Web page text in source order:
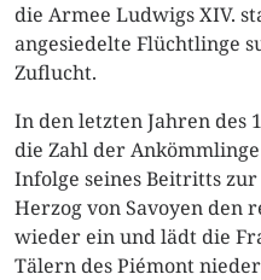
die Armee Ludwigs XIV.
angesiedelte Flüchtlinge
Zuflucht.
In den letzten Jahren des
die Zahl der
Infolge seines Beitritts
Herzog von Savoyen den
wieder ein und lädt die
Tälern des Piémont